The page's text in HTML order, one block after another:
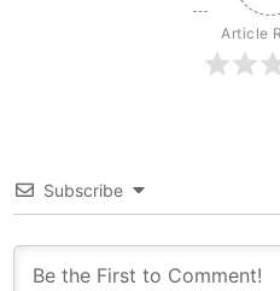
Article
Subscribe